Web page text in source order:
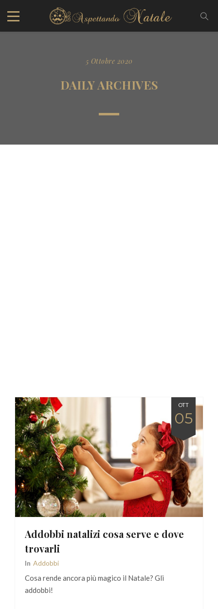
5 Ottobre 2020
DAILY ARCHIVES
OTT
05
Addobbi natalizi cosa serve e dove
trovarli
In Addobbi
Cosa rende ancora più magico il Natale? Gli
addobbi!